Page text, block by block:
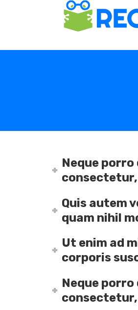
Neque
consectetur,
Quis autem
quam nihil
Ut enim ad
corporis
Neque